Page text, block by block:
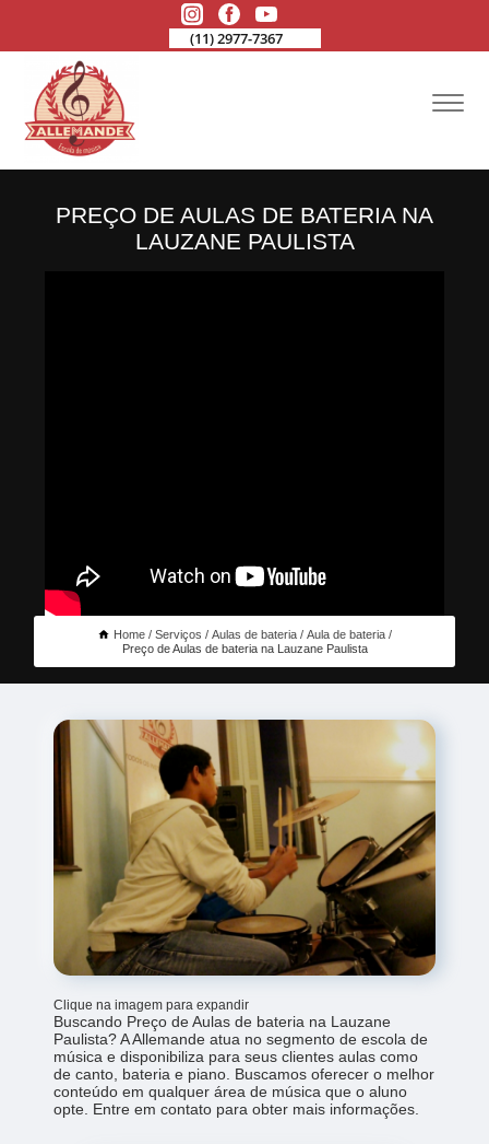
(11) 2977-7367
PREÇO DE AULAS DE BATERIA NA
LAUZANE PAULISTA
Home Serviços Aulas de bateria
Aula de bateria
Preço de Aulas de bateria na Lauzane Paulista
Clique na imagem para expandir
Buscando Preço de Aulas de bateria na Lauzane
Paulista? A Allemande atua no segmento de escola de
música e disponibiliza para seus clientes aulas como
de canto, bateria e piano. Buscamos oferecer o melhor
conteúdo em qualquer área de música que o aluno
opte. Entre em contato para obter mais informações.